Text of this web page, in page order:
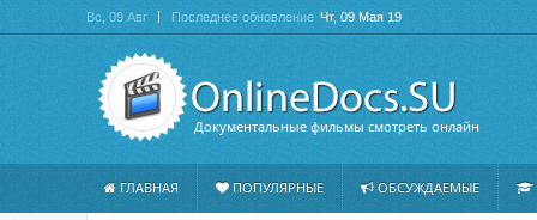
Документальные фильмы смотреть онлайн
Вс, 09 Авг Последнее обновление Чт, 09 Мая 19
ГЛАВНАЯ ПОПУЛЯРНЫЕ ОБСУЖДАЕМЫЕ